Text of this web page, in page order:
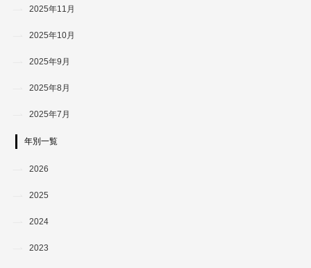
2025年11月
2025年10月
2025年9月
2025年8月
2025年7月
年別一覧
2026
2025
2024
2023